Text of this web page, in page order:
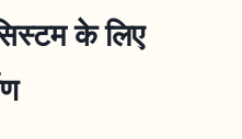
के लिए